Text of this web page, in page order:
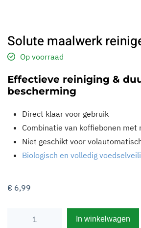
Solute maalwerk
Op voorraad
Effectieve reiniging &
bescherming
Direct klaar voor gebruik
Combinatie van koffiebonen met
Niet geschikt voor
Biologisch en volledig
€ 6,99